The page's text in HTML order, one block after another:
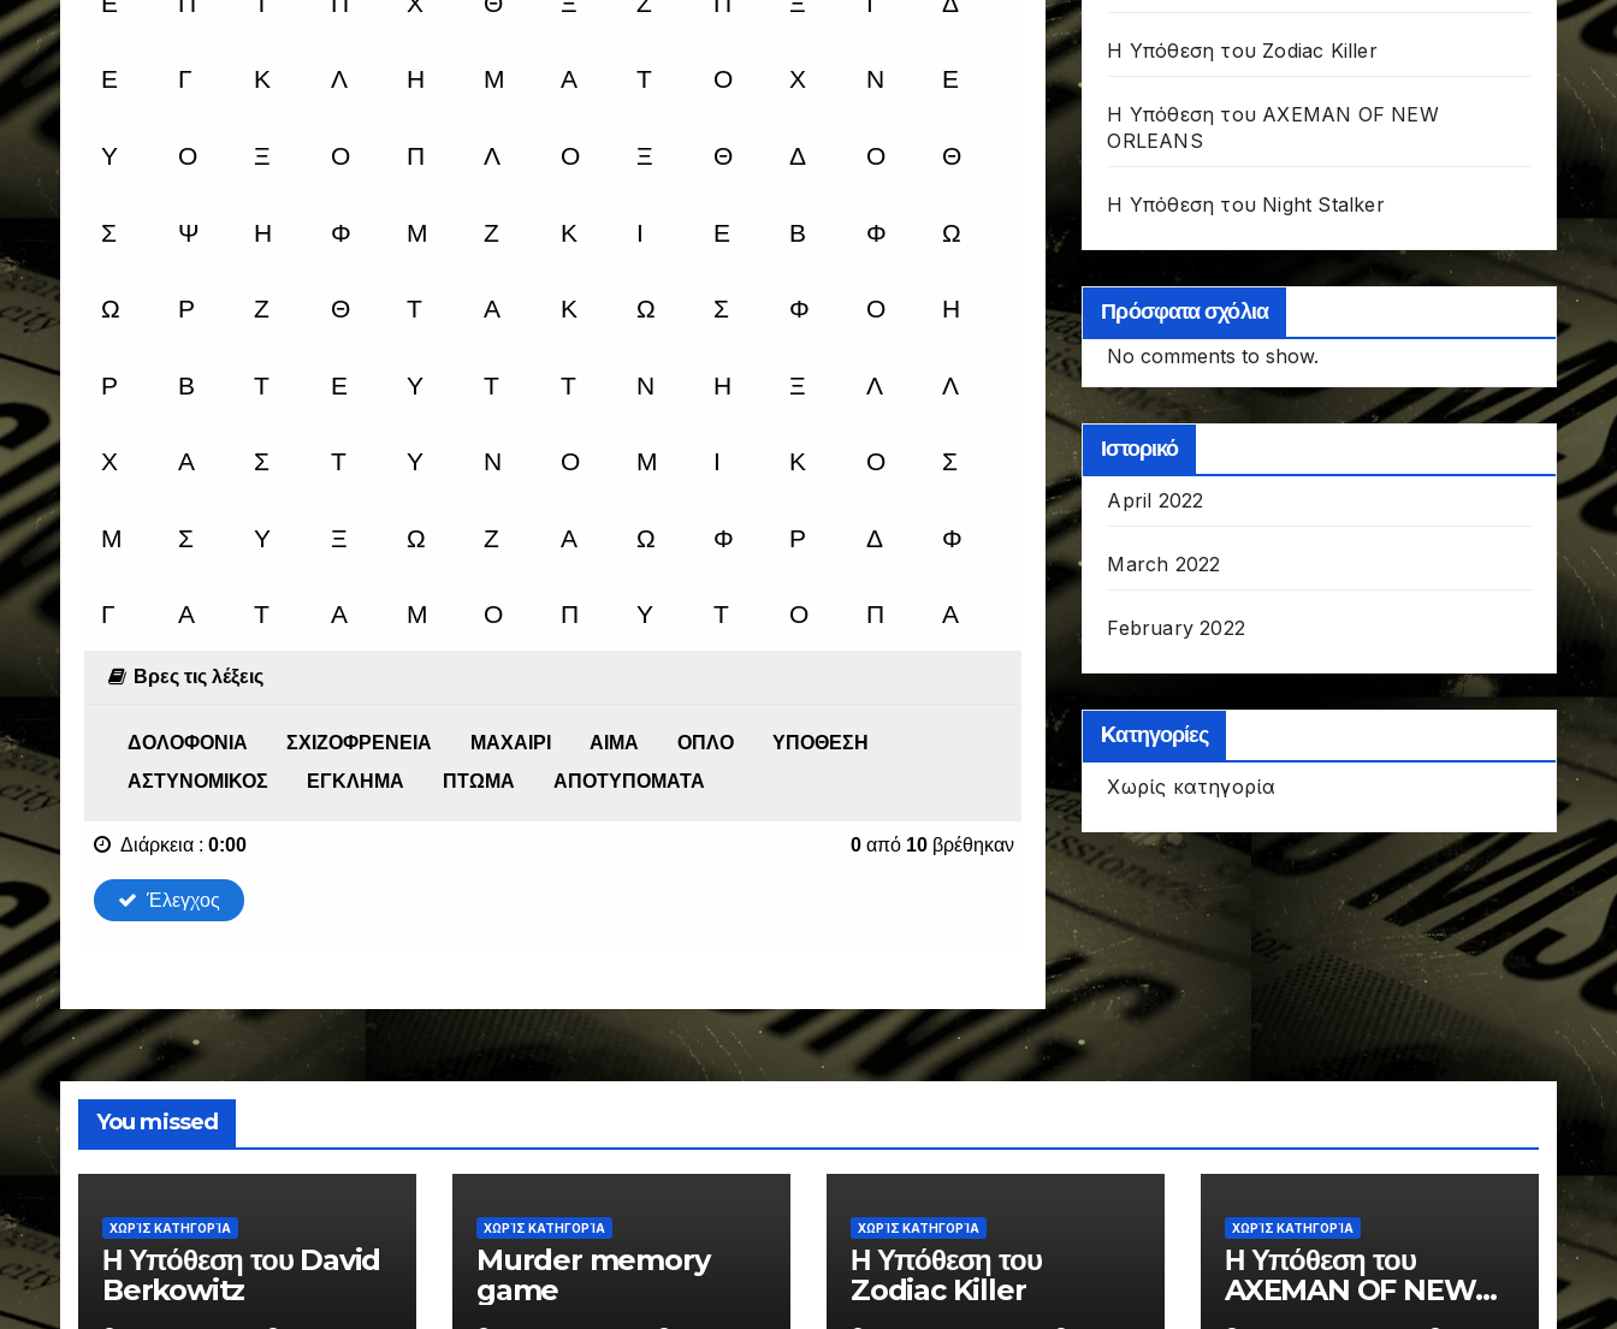
Η Υπόθεση του Zodiac Killer
Η Υπόθεση του AXEMAN OF NEW
ORLEANS
Η Υπόθεση του Night Stalker
Πρόσφατα σχόλια
No comments to show.
Ιστορικό
April 2022
March 2022
February 2022
Kατηγορίες
Χωρίς κατηγορία
You missed
ΧΩΡΊΣ ΚΑΤΗΓΟΡΊΑ
Η Υπόθεση του David
Berkowitz
ΧΩΡΊΣ ΚΑΤΗΓΟΡΊΑ
Murder memory
game
ΧΩΡΊΣ ΚΑΤΗΓΟΡΊΑ
Η Υπόθεση του
Zodiac Killer
ΧΩΡΊΣ ΚΑΤΗΓΟΡΊΑ
Η Υπόθεση του
AXEMAN OF NEW
ORLEANS